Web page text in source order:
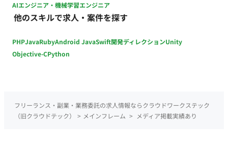
AIエンジニア・機械学習エンジニア
他のスキルで求人・案件を探す
PHPJavaRubyAndroid JavaSwift開発ディレクションUnity
Objective-CPython
フリーランス・副業・業務委託の求人情報ならクラウドワークステック
（旧クラウドテック）
> メインフレーム > メディア掲載実績あり